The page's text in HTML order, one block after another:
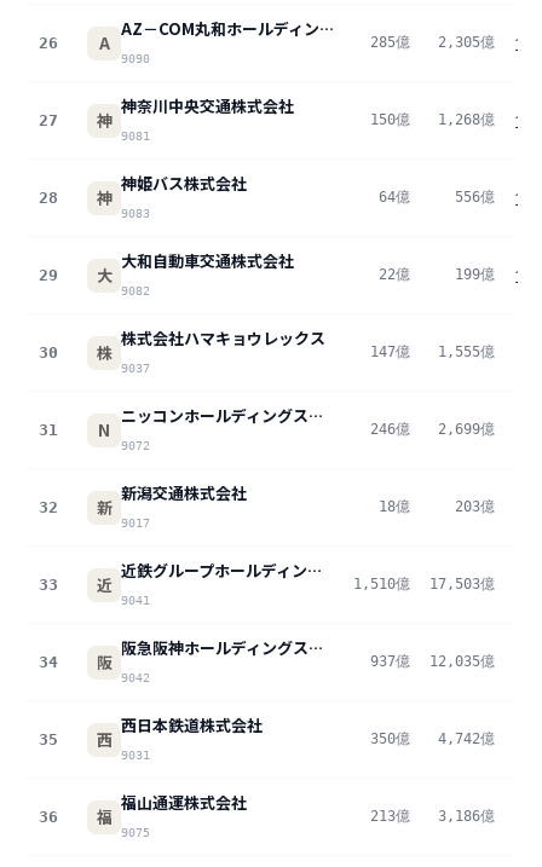
26 A
AZ－COM丸和ホールディングス株式会社
9090
285億 2,305億
27 神
神奈川中央交通株式会社
9081
150億 1,268億
28 神
神姫バス株式会社
9083
64億 556億
29 大
大和自動車交通株式会社
9082
22億 199億
30 株
株式会社ハマキョウレックス
9037
147億 1,555億
31 N
ニッコンホールディングス株式会社
9072
246億 2,699億
32 新
新潟交通株式会社
9017
18億 203億
33 近
近鉄グループホールディングス株式会社
9041
1,510億 17,503億
34 阪
阪急阪神ホールディングス株式会社
9042
937億 12,035億
35 西
西日本鉄道株式会社
9031
350億 4,742億
36 福
福山通運株式会社
9075
213億 3,186億